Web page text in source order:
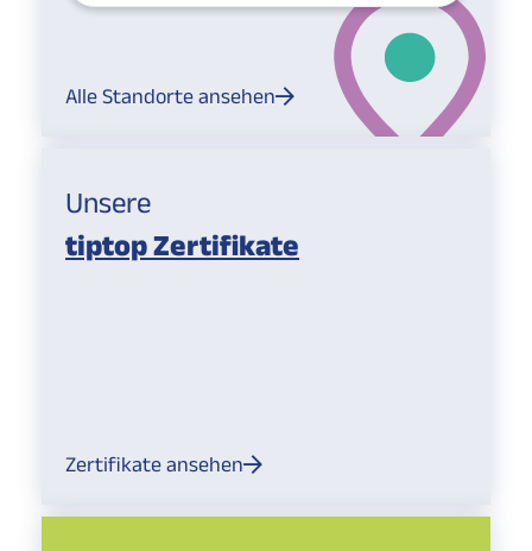
Alle Standorte ansehen
Unsere
tiptop Zertifikate
Zertifikate ansehen